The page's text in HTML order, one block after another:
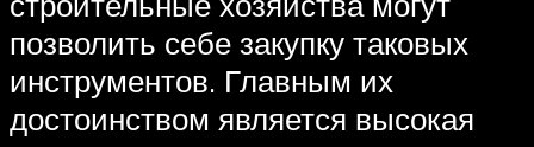
позволить себе закупку таковых
инструментов. Главным их
достоинством является высокая